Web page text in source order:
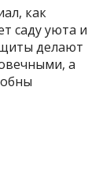
как
саду уюта и
делают
а